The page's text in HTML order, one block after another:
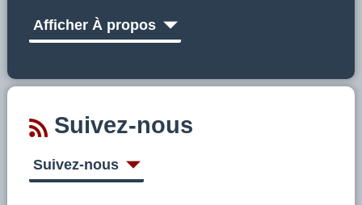
Afficher À propos
Suivez-nous
Suivez-nous